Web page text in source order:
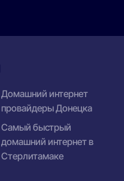
Домашний интернет
провайдеры Донецка
Самый быстрый
домашний интернет в
Стерлитамаке